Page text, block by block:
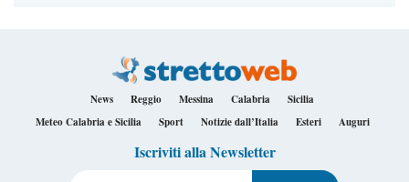
News Reggio Messina Calabria
Sicilia
Meteo Calabria e Sicilia
Sport Notizie dall’Italia Esteri Auguri
Iscriviti alla Newsletter